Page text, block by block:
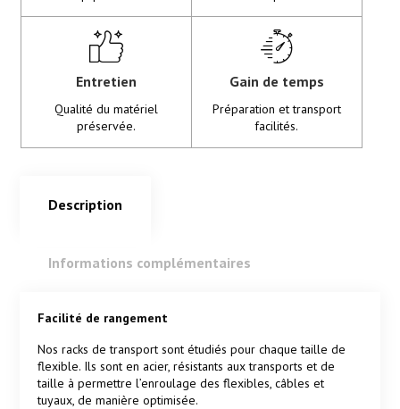
Entretien
Qualité du matériel
préservée.
Gain de temps
Préparation et transport
facilités.
Description
Informations complémentaires
Description
Facilité de rangement
Nos racks de transport sont étudiés pour chaque taille de
flexible. Ils sont en acier, résistants aux transports et de
taille à permettre l’enroulage des flexibles, câbles et
tuyaux, de manière optimisée.